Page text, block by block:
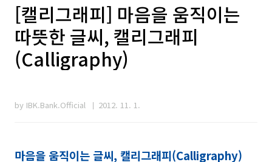
[캘리그래피] 마음을 움직이는
따뜻한 글씨, 캘리그래피
(Calligraphy)
by IBK.Bank.Official 2012. 11. 1.
마음을 움직이는 글씨, 캘리그래피(Calligraphy)